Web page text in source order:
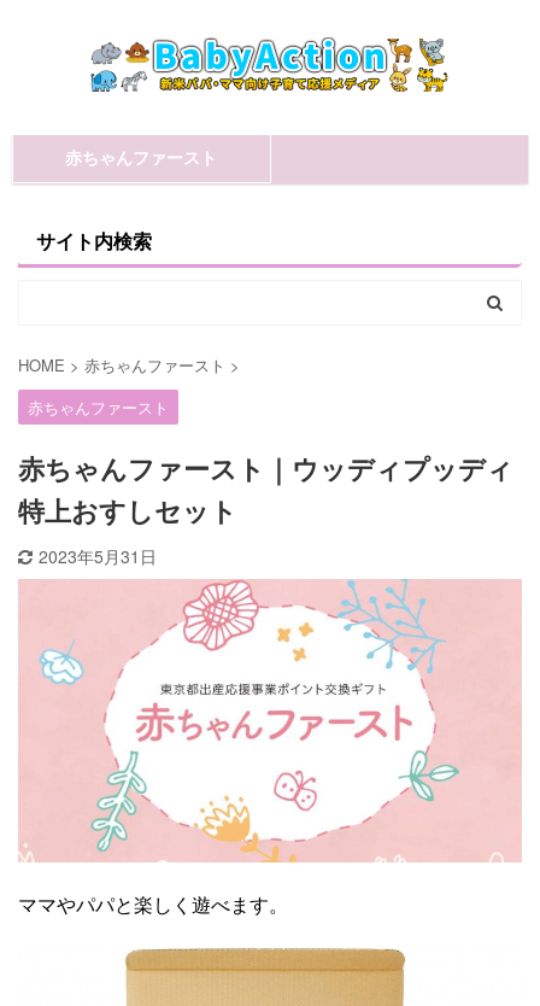
赤ちゃんファースト
サイト内検索
HOME > 赤ちゃんファースト >
赤ちゃんファースト
赤ちゃんファースト｜ウッディプッディ
特上おすしセット
2023年5月31日
ママやパパと楽しく遊べます。